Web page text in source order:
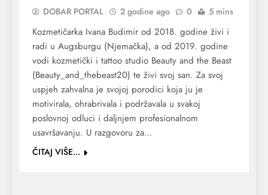
DOBAR PORTAL 2 godine ago 0 5 mins
Kozmetičarka Ivana Budimir od 2018. godine živi i
radi u Augsburgu (Njemačka), a od 2019. godine
vodi kozmetički i tattoo studio Beauty and the Beast
(Beauty_and_thebeast20) te živi svoj san. Za svoj
uspjeh zahvalna je svojoj porodici koja ju je
motivirala, ohrabrivala i podržavala u svakoj
poslovnoj odluci i daljnjem profesionalnom
usavršavanju. U razgovoru za…
ČITAJ VIŠE...